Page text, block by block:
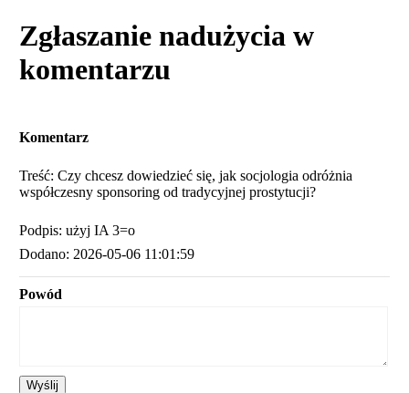
Zgłaszanie nadużycia w
komentarzu
Komentarz
Treść: Czy chcesz dowiedzieć się, jak socjologia odróżnia
współczesny sponsoring od tradycyjnej prostytucji?
Podpis: użyj IA 3=o
Dodano: 2026-05-06 11:01:59
Powód
Wyślij